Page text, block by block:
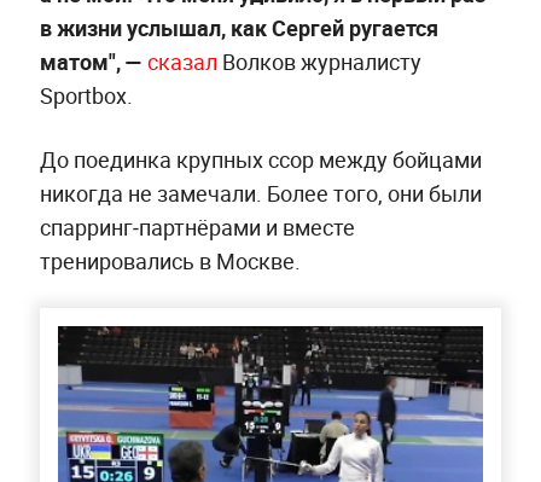
в жизни услышал, как Сергей ругается
матом",— сказал Волков журналисту
Sportbox.
До поединка крупных ссор между бойцами
никогда не замечали. Более того, они были
спарринг‑партнёрами и вместе
тренировались в Москве.